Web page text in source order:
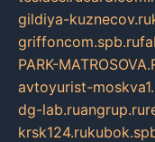
gildiya-kuznecov.ru
griffoncom.spb.ru
PARK-
avtoyurist-
dg-lab.ruangrup.ru
krsk124.ru